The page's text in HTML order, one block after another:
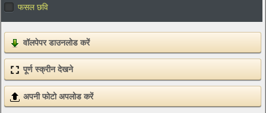
फसल छवि
वॉलपेपर डाउनलोड करें
पूर्ण स्क्रीन देखने
अपनी फोटो अपलोड करें